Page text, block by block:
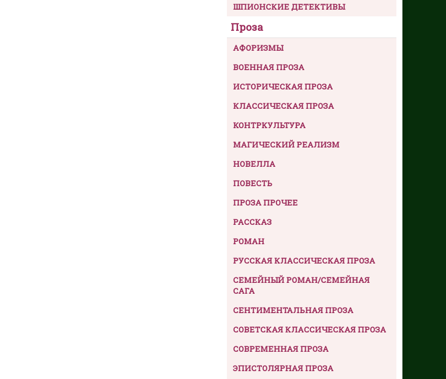
ШПИОНСКИЕ ДЕТЕКТИВЫ
Проза
АФОРИЗМЫ
ВОЕННАЯ ПРОЗА
ИСТОРИЧЕСКАЯ ПРОЗА
КЛАССИЧЕСКАЯ ПРОЗА
КОНТРКУЛЬТУРА
МАГИЧЕСКИЙ РЕАЛИЗМ
НОВЕЛЛА
ПОВЕСТЬ
ПРОЗА ПРОЧЕЕ
РАССКАЗ
РОМАН
РУССКАЯ КЛАССИЧЕСКАЯ ПРОЗА
СЕМЕЙНЫЙ РОМАН/СЕМЕЙНАЯ
САГА
СЕНТИМЕНТАЛЬНАЯ ПРОЗА
СОВЕТСКАЯ КЛАССИЧЕСКАЯ ПРОЗА
СОВРЕМЕННАЯ ПРОЗА
ЭПИСТОЛЯРНАЯ ПРОЗА